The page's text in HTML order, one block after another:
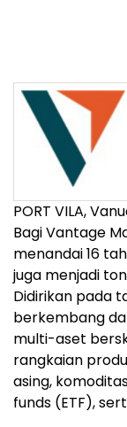
PORT VILA,
Bagi Vantage
menandai 16
juga menjadi
Didirikan pada
berkembang
multi-aset
rangkaian
asing,
funds (ETF),